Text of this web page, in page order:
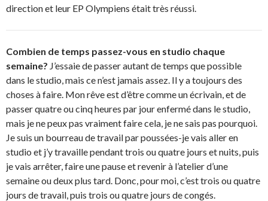
direction et leur EP Olympiens était très réussi.
Combien de temps passez-vous en studio chaque
semaine? J’essaie de passer autant de temps que possible
dans le studio, mais ce n’est jamais assez. Il y a toujours des
choses à faire. Mon rêve est d’être comme un écrivain, et de
passer quatre ou cinq heures par jour enfermé dans le studio,
mais je ne peux pas vraiment faire cela, je ne sais pas pourquoi.
Je suis un bourreau de travail par poussées-je vais aller en
studio et j’y travaille pendant trois ou quatre jours et nuits, puis
je vais arrêter, faire une pause et revenir à l’atelier d’une
semaine ou deux plus tard. Donc, pour moi, c’est trois ou quatre
jours de travail, puis trois ou quatre jours de congés.